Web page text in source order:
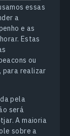
essas
a
e as
Estas
ou
para realizar
pela
será
A maioria
sobre a